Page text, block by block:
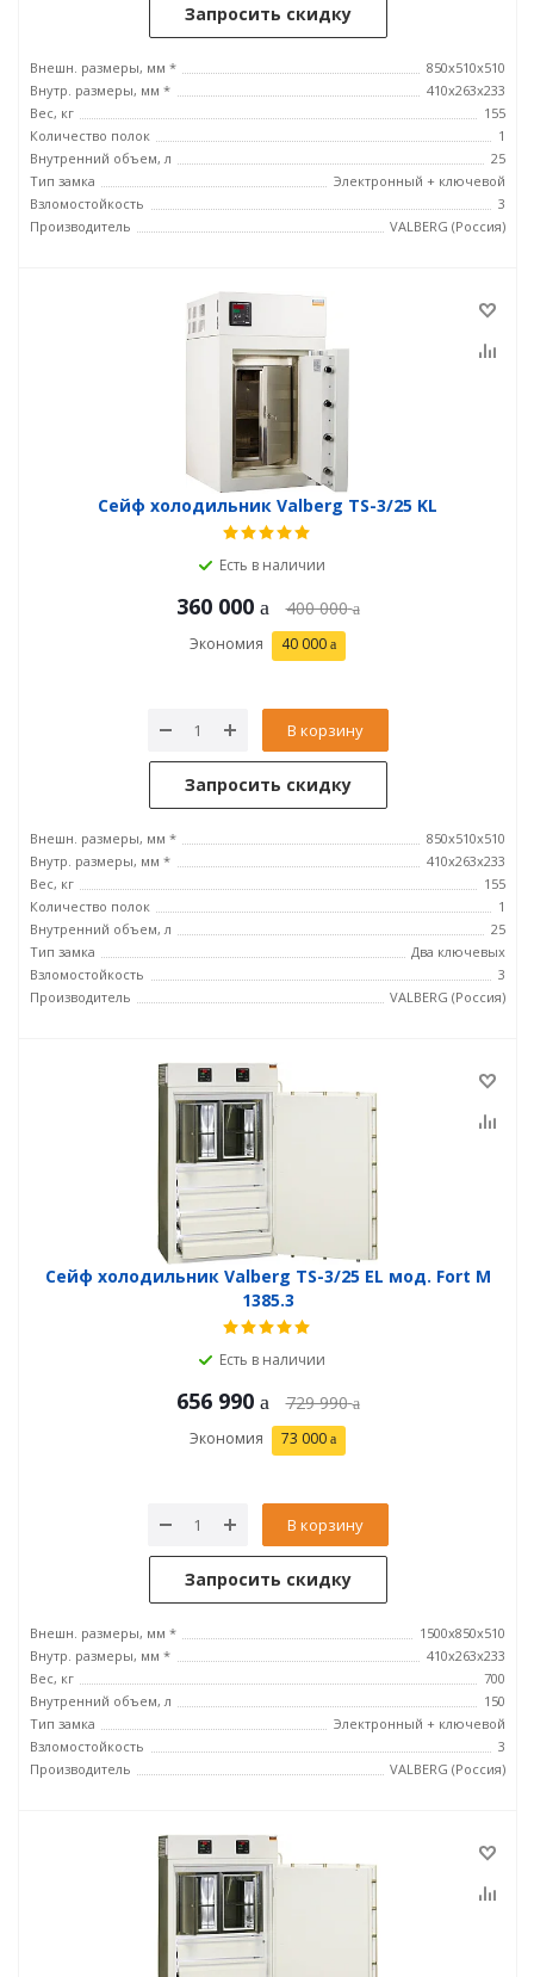
Запросить скидку
Внешн. размеры, мм *
850x510x510
Внутр. размеры, мм *
410x263x233
Вес, кг
155
Количество полок
1
Внутренний объем, л
25
Тип замка
Электронный + ключевой
Взломостойкость
3
Производитель
VALBERG (Россия)
Сейф холодильник Valberg TS-3/25 KL
Есть в наличии
360 000 400 000
Экономия 40 000
В корзину
Запросить скидку
Внешн. размеры, мм *
850x510x510
Внутр. размеры, мм *
410x263x233
Вес, кг
155
Количество полок
1
Внутренний объем, л
25
Тип замка
Два ключевых
Взломостойкость
3
Производитель
VALBERG (Россия)
Сейф холодильник Valberg TS-3/25 EL мод. Fort М
1385.3
Есть в наличии
656 990 729 990
Экономия 73 000
В корзину
Запросить скидку
Внешн. размеры, мм *
1500x850x510
Внутр. размеры, мм *
410x263x233
Вес, кг
700
Внутренний объем, л
150
Тип замка
Электронный + ключевой
Взломостойкость
3
Производитель
VALBERG (Россия)